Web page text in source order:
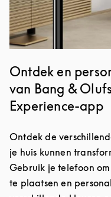
Ontdek en
van Bang &
Experience-app
Ontdek de
je huis kunnen
Gebruik je telefoon
te plaatsen en